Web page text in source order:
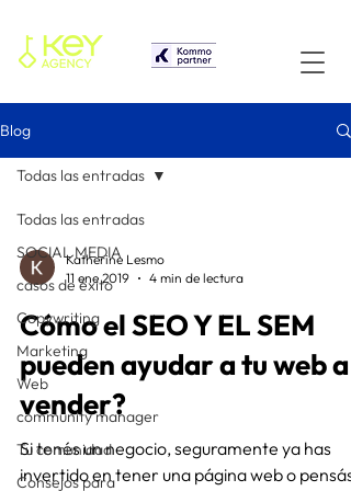
Blog
Todas las entradas
SOCIAL MEDIA
casos de éxito
Copywriting
Marketing
Web
community manager
Tu comunidad
Consejos para
Todas las entradas
Katherine Lesmo
11 ene 2019
4 min de lectura
Cómo el SEO Y EL SEM
pueden ayudar a tu web a
vender?
Si tenés un negocio, seguramente ya has
invertido en tener una página web o pensás